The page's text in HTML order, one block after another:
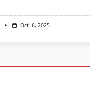
Oct. 6, 2025